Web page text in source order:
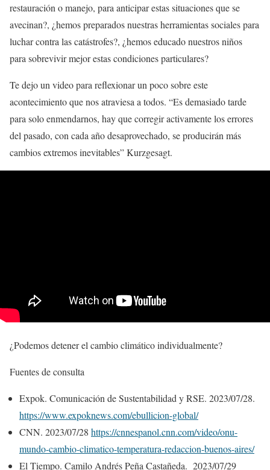
restauración o manejo, para anticipar estas situaciones que se
avecinan?, ¿hemos preparados nuestras herramientas sociales para
luchar contra las catástrofes?, ¿hemos educado nuestros niños
para sobrevivir mejor estas condiciones particulares?
Te dejo un video para reflexionar un poco sobre este
acontecimiento que nos atraviesa a todos. “Es demasiado tarde
para solo enmendarnos, hay que corregir activamente los errores
del pasado, con cada año desaprovechado, se producirán más
cambios extremos inevitables” Kurzgesagt.
¿Podemos detener el cambio climático individualmente?
Fuentes de consulta
Expok. Comunicación de Sustentabilidad y RSE. 2023/07/28.
https://www.expoknews.com/ebullicion-global/
CNN. 2023/07/28 https://cnnespanol.cnn.com/video/onu-
mundo-cambio-climatico-temperatura-redaccion-buenos-aires/
El Tiempo. Camilo Andrés Peña Castañeda. 2023/07/29